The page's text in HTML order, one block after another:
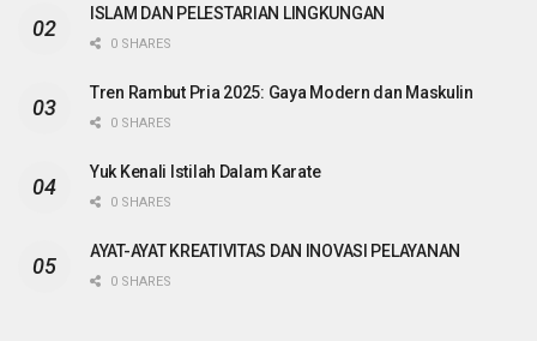
ISLAM DAN PELESTARIAN LINGKUNGAN
0 SHARES
Tren Rambut Pria 2025: Gaya Modern dan Maskulin
0 SHARES
Yuk Kenali Istilah Dalam Karate
0 SHARES
AYAT-AYAT KREATIVITAS DAN INOVASI PELAYANAN
0 SHARES